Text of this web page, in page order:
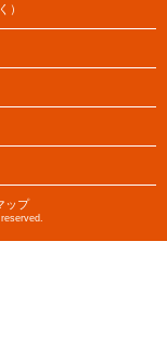
）
ップ